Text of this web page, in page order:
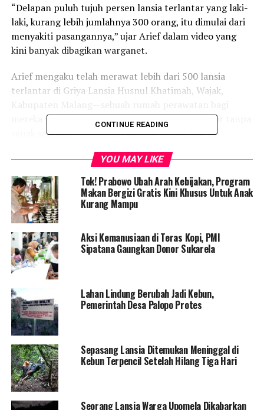
“Delapan puluh tujuh persen lansia terlantar yang laki-
laki, kurang lebih jumlahnya 300 orang, itu dimulai dari
menyakiti pasangannya,” ujar Arief dalam video yang
kini banyak dibagikan warganet.​
Arief mengaku telah merawat lebih dari 500 lansia
terlantar di Griya Lansia Husnul Khatimah, Wajak,
mereka yang ditinggalkan keluarga atau terlantar tanpa
sanak saudara. Arief menyebutkan bahwa saat ini
daerah, dan sejak berdiri telah merawat lebih dari 480
orang lansia dengan 290 di antaranya meninggal
dunia di panti yang dikelolanya.​
Fenomena penelantaran lansia ini bukanlah kasus
sepele. Menurut Tempo (2025) dan Kompas.com,
Indonesia kini memasuki era penuaan populasi dengan
jumlah penduduk lanjut usia (di atas 60 tahun)
mencapai sekitar 36 juta jiwa atau 11 persen populasi.
Hal ini menjadikan Indonesia sebagai salah satu negara
dengan populasi lansia terbesar di Asia Tenggara.​
Data dari CNN Indonesia dan Kementerian Sosial (2025)
berasal dari kalangan ekonomi menengah ke bawah,
sering kehilangan kontak dengan keluarga, serta minim
dukungan kesehatan dasar.
Kondisi sosial ini diperparah oleh rendahnya kesadaran
CONTINUE READING
YOU MAY LIKE
Tok! Prabowo Ubah Arah Kebijakan, Program
Makan Bergizi Gratis Kini Khusus Untuk Anak
Kurang Mampu
Aksi Kemanusiaan di Teras Kopi, PMI
Sipatana Gaungkan Donor Sukarela
Lahan Lindung Berubah Jadi Kebun,
Pemerintah Desa Palopo Protes
Sepasang Lansia Ditemukan Meninggal di
Kebun Terpencil Setelah Hilang Tiga Hari
Seorang Lansia Warga Upomela Dikabarkan